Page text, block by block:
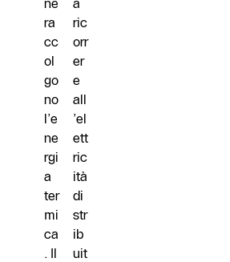
ra
cc
ol
go
no
l’e
ne
rgi
a
ter
mi
ca
. Il
ric
orr
er
e
all
’el
ett
ric
ità
di
str
ib
uit